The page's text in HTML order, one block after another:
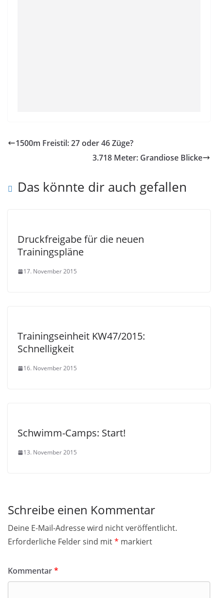
1500m Freistil: 27 oder 46 Züge?
3.718 Meter: Grandiose Blicke
Das könnte dir auch gefallen
Druckfreigabe für die neuen
Trainingspläne
17. November 2015
Trainingseinheit KW47/2015:
Schnelligkeit
16. November 2015
Schwimm-Camps: Start!
13. November 2015
Schreibe einen Kommentar
Deine E-Mail-Adresse wird nicht veröffentlicht.
Erforderliche Felder sind mit* markiert
Kommentar*